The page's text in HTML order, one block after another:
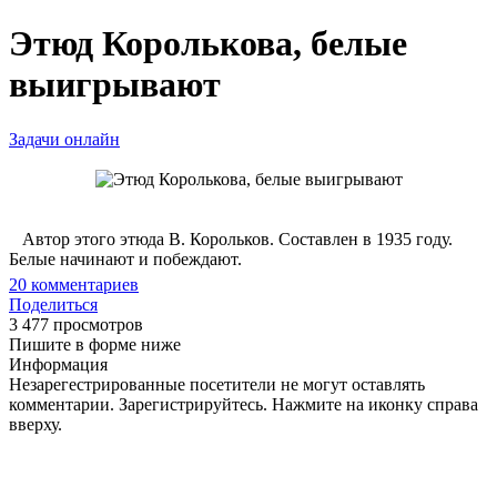
Этюд Королькова, белые
выигрывают
Задачи онлайн
Автор этого этюда В. Корольков. Составлен в 1935 году.
Белые начинают и побеждают.
20 комментариев
Поделиться
3 477 просмотров
Пишите в форме ниже
Информация
Незарегестрированные посетители не могут оставлять
комментарии. Зарегистрируйтесь. Нажмите на иконку справа
вверху.